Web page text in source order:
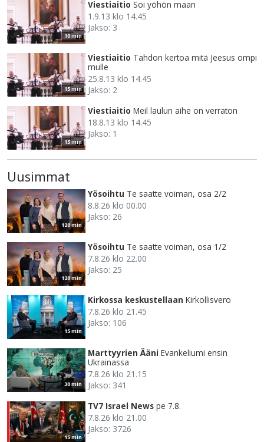
10 min
Viestiaitio Soi yöhön maan
1.9.13 klo 14.45
Jakso: 3
15 min
Viestiaitio Tahdon kertoa mitä Jeesus ompi
mulle
25.8.13 klo 14.45
Jakso: 2
15 min
Viestiaitio Meil laulun aihe on verraton
18.8.13 klo 14.45
Jakso: 1
Uusimmat
120 min
Yösoihtu Te saatte voiman, osa 2/2
8.8.26 klo 00.00
Jakso: 26
120 min
Yösoihtu Te saatte voiman, osa 1/2
7.8.26 klo 22.00
Jakso: 25
15 min
Kirkossa keskustellaan Kirkollisvero
7.8.26 klo 21.45
Jakso: 106
30 min
Marttyyrien Ääni Evankeliumi ensin
Ukrainassa
7.8.26 klo 21.15
Jakso: 341
15 min
TV7 Israel News pe 7.8.
7.8.26 klo 21.00
Jakso: 3726